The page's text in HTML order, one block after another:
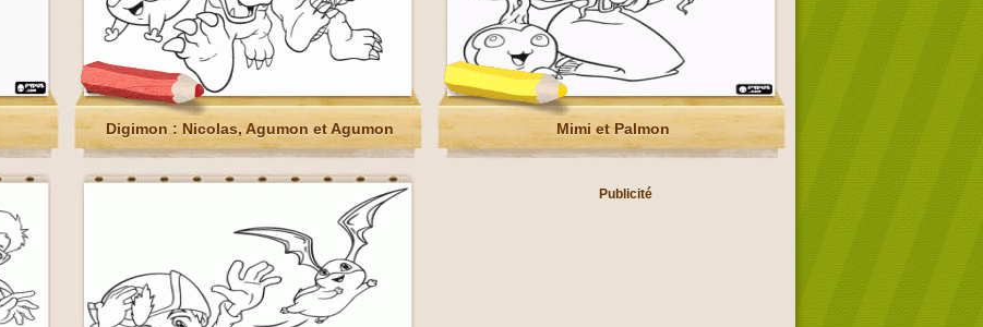
Digimon : Nicolas, Agumon et Agumon Mimi et Palmon
Publicité